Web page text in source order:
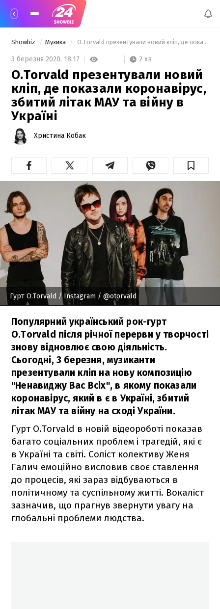
Showbiz Музика O.Torvald презентували новий кліп, де показали коронавірус, збитий літак МАУ та війну в Україні
3 березня 2020, 18:17 2 хв
O.Torvald презентували новий
кліп, де показали коронавірус,
збитий літак МАУ та війну в
Україні
Христина Кобак
Гурт O.Torvald / Instagram / @otorvald
Популярний український рок-гурт
O.Torvald після річної перерви у творчості
знову відновлює свою діяльність.
Сьогодні, 3 березня, музиканти
презентували кліп на нову композицію
"Ненавиджу Вас Всіх", в якому показали
коронавірус, який в є в Україні, збитий
літак МАУ та війну на сході України.
Гурт O.Torvald в новій відеороботі показав
багато соціальних проблем і трагедій, які є
в Україні та світі. Соліст колективу Женя
Галич емоційно висловив своє ставлення
до процесів, які зараз відбуваються в
політичному та суспільному житті. Вокаліст
зазначив, що прагнув звернути увагу на
глобальні проблеми людства.